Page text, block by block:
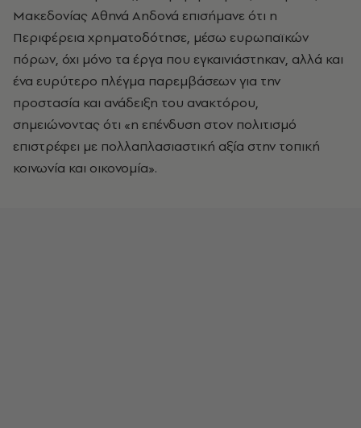
Μακεδονίας Αθηνά Αηδονά επισήμανε ότι η
Περιφέρεια χρηματοδότησε, μέσω ευρωπαϊκών
πόρων, όχι μόνο τα έργα που εγκαινιάστηκαν, αλλά και
ένα ευρύτερο πλέγμα παρεμβάσεων για την
προστασία και ανάδειξη του ανακτόρου,
σημειώνοντας ότι «η επένδυση στον πολιτισμό
επιστρέφει με πολλαπλασιαστική αξία στην τοπική
κοινωνία και οικονομία».